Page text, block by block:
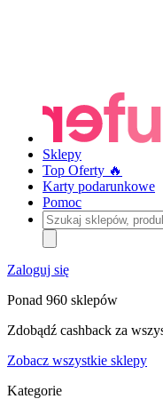
Sklepy
Top Oferty 🔥
Karty podarunkowe
Pomoc
Szukaj
sklepów,
produktów
i
kategorii
Zaloguj się
Ponad 960 sklepów
Zdobądź cashback za
Zobacz wszystkie sklepy
Kategorie